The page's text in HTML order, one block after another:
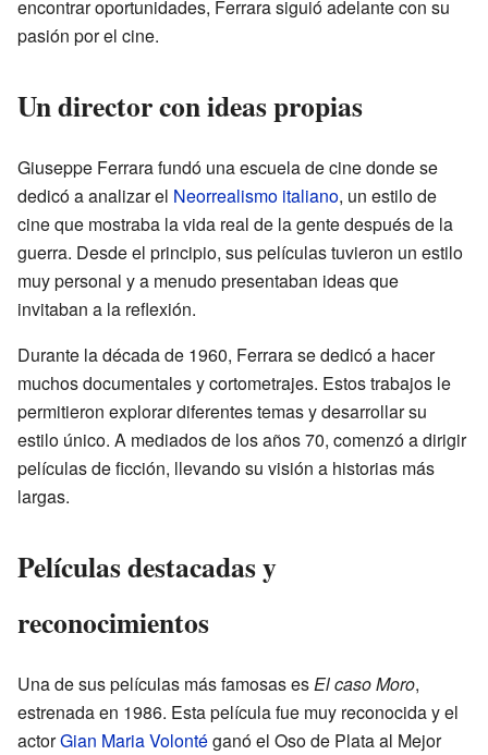
encontrar oportunidades, Ferrara siguió adelante con su
pasión por el cine.
Un director con ideas propias
Giuseppe Ferrara fundó una escuela de cine donde se
dedicó a analizar el Neorrealismo italiano, un estilo de
cine que mostraba la vida real de la gente después de la
guerra. Desde el principio, sus películas tuvieron un estilo
muy personal y a menudo presentaban ideas que
invitaban a la reflexión.
Durante la década de 1960, Ferrara se dedicó a hacer
muchos documentales y cortometrajes. Estos trabajos le
permitieron explorar diferentes temas y desarrollar su
estilo único. A mediados de los años 70, comenzó a dirigir
películas de ficción, llevando su visión a historias más
largas.
Películas destacadas y
reconocimientos
Una de sus películas más famosas esEl caso Moro,
estrenada en 1986. Esta película fue muy reconocida y el
actorGian Maria Volontéganó el Oso de Plata al Mejor